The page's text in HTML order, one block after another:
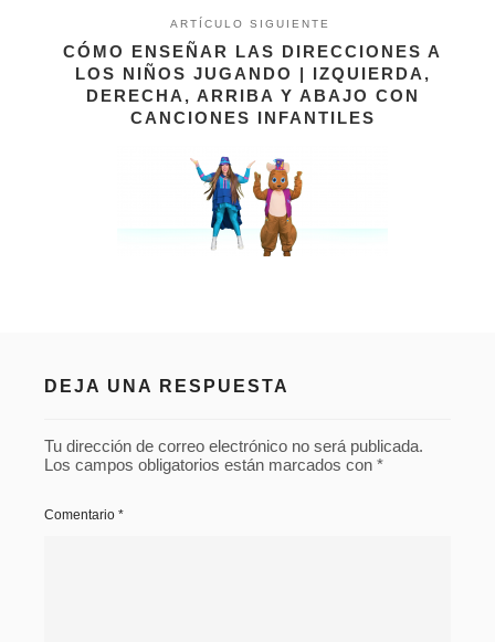
ARTÍCULO SIGUIENTE
CÓMO ENSEÑAR LAS DIRECCIONES A
LOS NIÑOS JUGANDO | IZQUIERDA,
DERECHA, ARRIBA Y ABAJO CON
CANCIONES INFANTILES
DEJA UNA RESPUESTA
Tu dirección de correo electrónico no será publicada.
Los campos obligatorios están marcados con *
Comentario *